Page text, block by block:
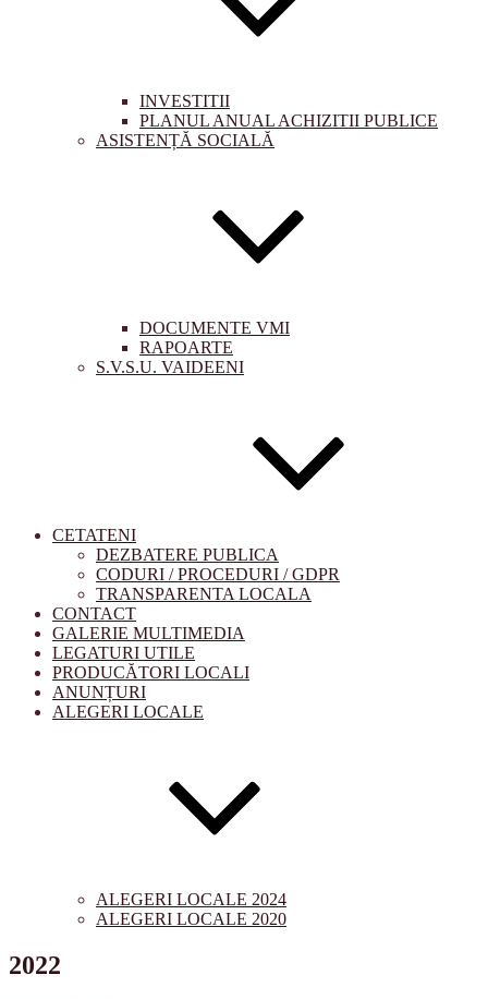
INVESTITII
PLANUL ANUAL ACHIZITII PUBLICE
ASISTENȚĂ SOCIALĂ
DOCUMENTE VMI
RAPOARTE
S.V.S.U. VAIDEENI
CETATENI
DEZBATERE PUBLICA
CODURI / PROCEDURI / GDPR
TRANSPARENTA LOCALA
CONTACT
GALERIE MULTIMEDIA
LEGATURI UTILE
PRODUCĂTORI LOCALI
ANUNȚURI
ALEGERI LOCALE
ALEGERI LOCALE 2024
ALEGERI LOCALE 2020
2022